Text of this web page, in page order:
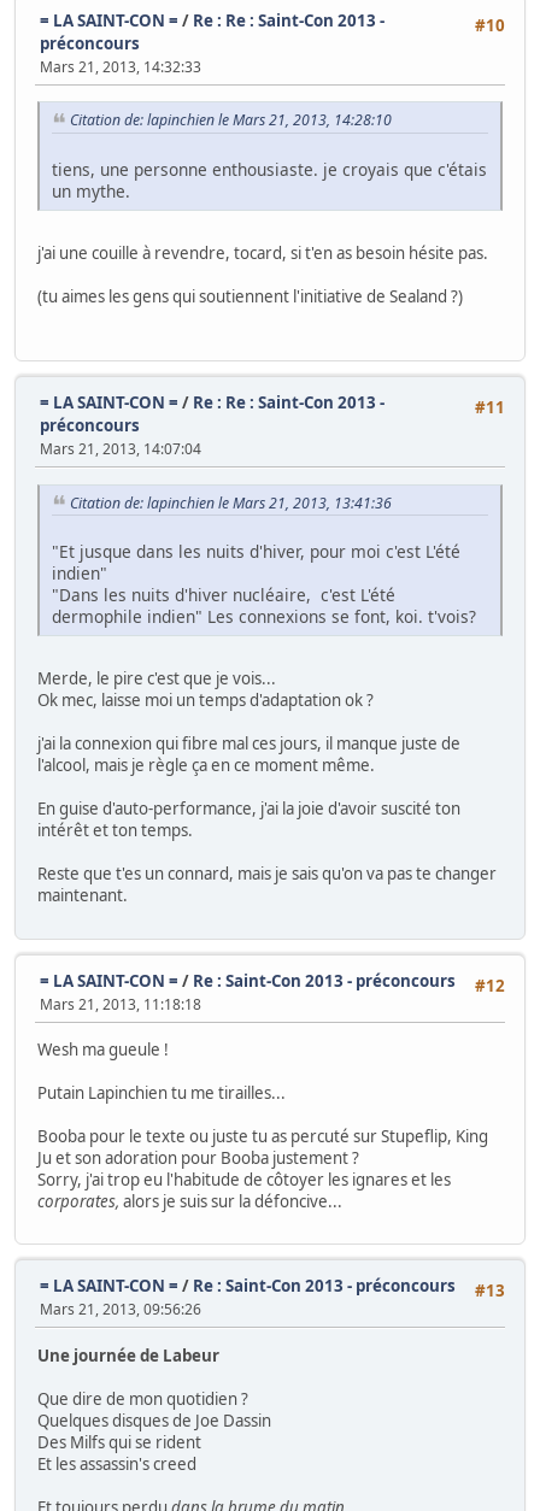
#10
= LA SAINT-CON = / Re : Re : Saint-Con 2013 -
préconcours
Mars 21, 2013, 14:32:33
Citation de: lapinchien le Mars 21, 2013, 14:28:10
tiens, une personne enthousiaste. je croyais que c'étais
un mythe.
j'ai une couille à revendre, tocard, si t'en as besoin hésite pas.
(tu aimes les gens qui soutiennent l'initiative de Sealand ?)
#11
= LA SAINT-CON = / Re : Re : Saint-Con 2013 -
préconcours
Mars 21, 2013, 14:07:04
Citation de: lapinchien le Mars 21, 2013, 13:41:36
"Et jusque dans les nuits d'hiver, pour moi c'est L'été
indien"
"Dans les nuits d'hiver nucléaire, c'est L'été
dermophile indien" Les connexions se font, koi. t'vois?
Merde, le pire c'est que je vois...
Ok mec, laisse moi un temps d'adaptation ok ?
j'ai la connexion qui fibre mal ces jours, il manque juste de
l'alcool, mais je règle ça en ce moment même.
En guise d'auto-performance, j'ai la joie d'avoir suscité ton
intérêt et ton temps.
Reste que t'es un connard, mais je sais qu'on va pas te changer
maintenant.
#12
= LA SAINT-CON = / Re : Saint-Con 2013 - préconcours
Mars 21, 2013, 11:18:18
Wesh ma gueule !
Putain Lapinchien tu me tirailles...
Booba pour le texte ou juste tu as percuté sur Stupeflip, King
Ju et son adoration pour Booba justement ?
Sorry, j'ai trop eu l'habitude de côtoyer les ignares et les
corporates, alors je suis sur la défoncive...
#13
= LA SAINT-CON = / Re : Saint-Con 2013 - préconcours
Mars 21, 2013, 09:56:26
Une journée de Labeur
Que dire de mon quotidien ?
Quelques disques de Joe Dassin
Des Milfs qui se rident
Et les assassin's creed